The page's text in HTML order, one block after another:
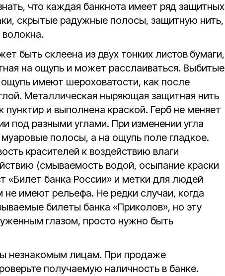
что каждая банкнота имеет ряд защитных
скрытые радужные полосы, защитную нить,
быть склеена из двух тонких листов бумаги,
на ощупь и может расслаиваться. Выбитые
имеют шероховатости, как после
Металлическая ныряющая защитная нить
пунктир и выполнена краской. Герб не меняет
под разными углами. При изменении угла
полосы, а на ощупь поле гладкое.
красителей к воздействию влаги
(смываемость водой, осыпание краски
«Билет банка России» и метки для людей
имеют рельефа. Не редки случаи, когда
билеты банка «Приколов», но эту
глазом, просто нужно быть
незнакомым лицам. При продаже
получаемую наличность в банке.